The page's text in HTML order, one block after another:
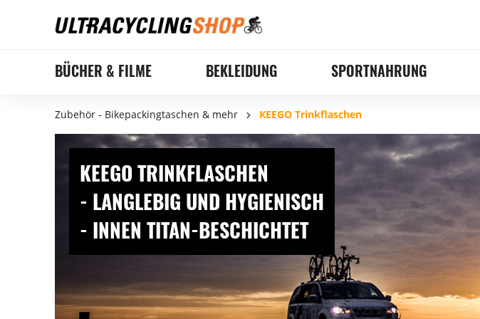
BÜCHER & FILME BEKLEIDUNG SPORTNAHRUNG
Zubehör - Bikepackingtaschen & mehr KEEGO Trinkflaschen
KEEGO TRINKFLASCHEN
- LANGLEBIG UND HYGIENISCH
- INNEN TITAN-BESCHICHTET